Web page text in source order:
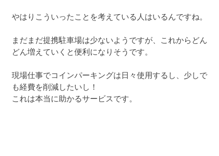
やはりこういったことを考えている人はいるんですね。
まだまだ提携駐車場は少ないようですが、これからどん
どん増えていくと便利になりそうです。
現場仕事でコインパーキングは日々使用するし、少しで
も経費を削減したいし！
これは本当に助かるサービスです。